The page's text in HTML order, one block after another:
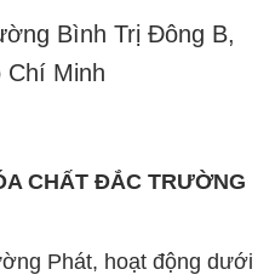
Bình Trị Đông B,
Chí Minh
CHẤT ĐẮC TRƯỜNG
Phát, hoạt động dưới